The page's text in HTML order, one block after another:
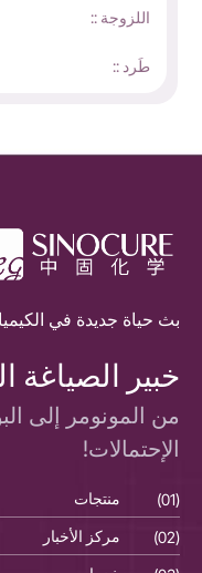
اللزوجة ::
طَرد ::
بث حياة جديدة في
خبير
من المونومر إلى
الإحتمالات!
(01) منتجات
(02)
مركز الأخبار